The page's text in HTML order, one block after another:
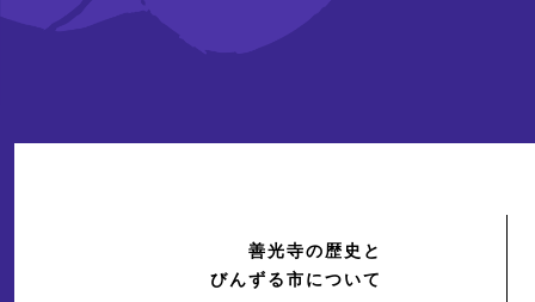
善光寺の歴史と
びんずる市について